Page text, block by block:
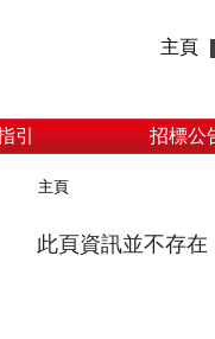
主頁
引 招標公
主頁